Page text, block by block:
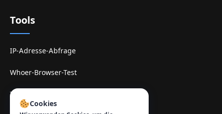
Tools
IP-Adresse-Abfrage
Whoer-Browser-Test
TamilMV-Spiegel-Site
Cookies